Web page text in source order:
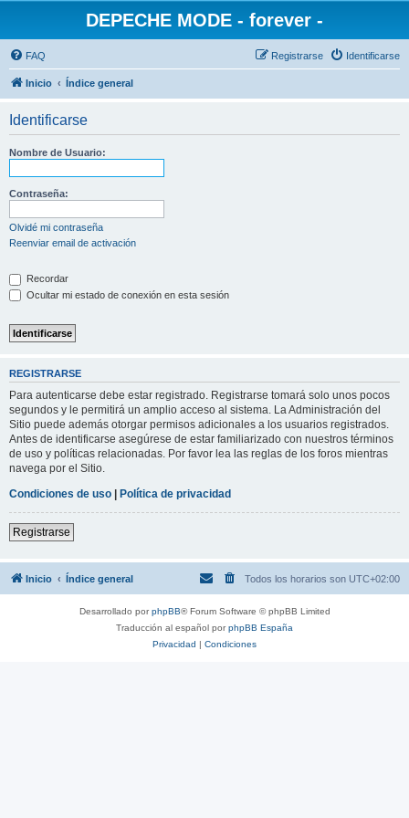
DEPECHE MODE - forever -
FAQ Identificarse
Registrarse
Inicio Índice general
Identificarse
Nombre de Usuario:
Contraseña:
Olvidé mi contraseña
Reenviar email de activación
Recordar
Ocultar mi estado de conexión en esta sesión
REGISTRARSE
Para autenticarse debe estar registrado. Registrarse tomará solo unos pocos
segundos y le permitirá un amplio acceso al sistema. La Administración del
Sitio puede además otorgar permisos adicionales a los usuarios registrados.
Antes de identificarse asegúrese de estar familiarizado con nuestros términos
de uso y políticas relacionadas. Por favor lea las reglas de los foros mientras
navega por el Sitio.
Condiciones de uso | Política de privacidad
Registrarse
Inicio Índice general Todos los horarios son UTC+02:00
Desarrollado porphpBB® Forum Software © phpBB Limited
Traducción al español porphpBB España
Privacidad | Condiciones